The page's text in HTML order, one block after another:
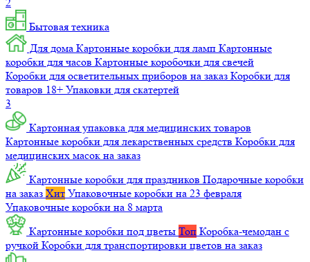
2
Бытовая техника
Для дома Картонные коробки для ламп Картонные
коробки для часов Картонные коробочки для свечей
Коробки для осветительных приборов на заказ Коробки для
товаров 18+ Упаковки для скатертей
3
Картонная упаковка для медицинских товаров
Картонные коробки для лекарственных средств Коробки для
медицинских масок на заказ
Картонные коробки для праздников Подарочные коробки
на заказ Хит Упаковочные коробки на 23 февраля
Упаковочные коробки на 8 марта
Картонные коробки под цветы Топ Коробка-чемодан с
ручкой Коробки для транспортировки цветов на заказ